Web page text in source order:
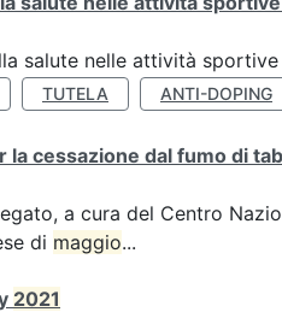
salute nelle attività
TUTELA ANTI-DOPING
cessazione dal fumo di
a cura del Centro
di maggio...
2021